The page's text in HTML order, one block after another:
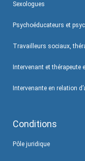
Sexologues
Psychoéducateurs et
Travailleurs sociaux,
Intervenant et thérapeute
Intervenante en relation
Conditions
Pôle juridique